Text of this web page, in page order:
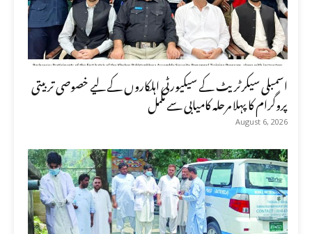
اسمبلی سیکرٹریٹ کے سیکیورٹی اہلکاروں کے لیے خصوصی تربیتی
پروگرام کا پہلا مرحلہ کامیابی سے مکمل
August 6, 2026